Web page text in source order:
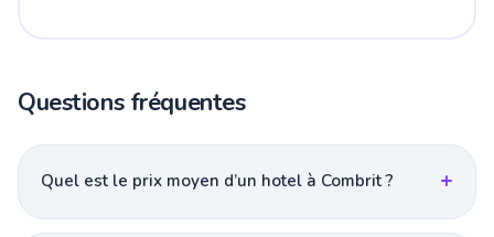
Questions fréquentes
Quel est le prix moyen d’un hotel à Combrit ?